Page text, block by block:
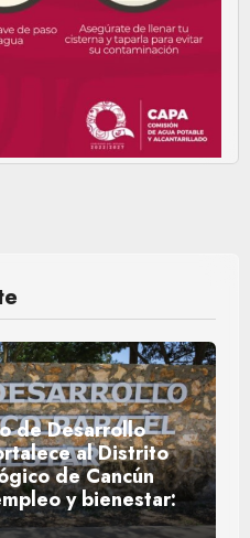
de Desarrollo
al Distrito
de Cancún
y bienestar: